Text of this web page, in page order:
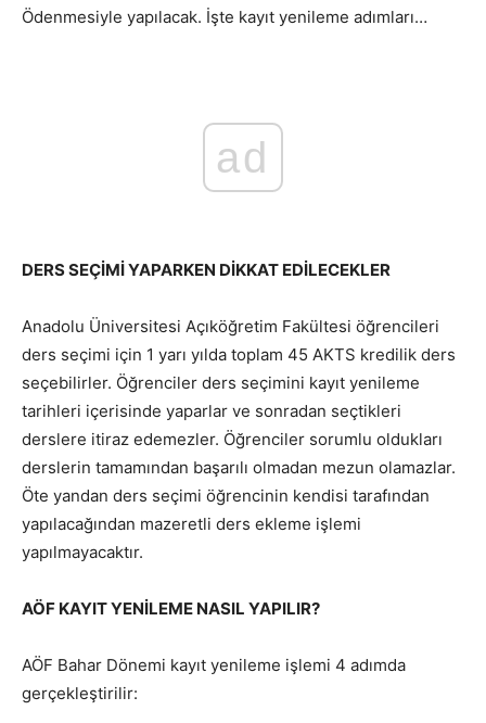
Ödenmesiyle yapılacak. İşte kayıt yenileme adımları…
ad
DERS SEÇİMİ YAPARKEN DİKKAT EDİLECEKLER
Anadolu Üniversitesi Açıköğretim Fakültesi öğrencileri
ders seçimi için 1 yarı yılda toplam 45 AKTS kredilik ders
seçebilirler. Öğrenciler ders seçimini kayıt yenileme
tarihleri içerisinde yaparlar ve sonradan seçtikleri
derslere itiraz edemezler. Öğrenciler sorumlu oldukları
derslerin tamamından başarılı olmadan mezun olamazlar.
Öte yandan ders seçimi öğrencinin kendisi tarafından
yapılacağından mazeretli ders ekleme işlemi
yapılmayacaktır.
AÖF KAYIT YENİLEME NASIL YAPILIR?
AÖF Bahar Dönemi kayıt yenileme işlemi 4 adımda
gerçekleştirilir: